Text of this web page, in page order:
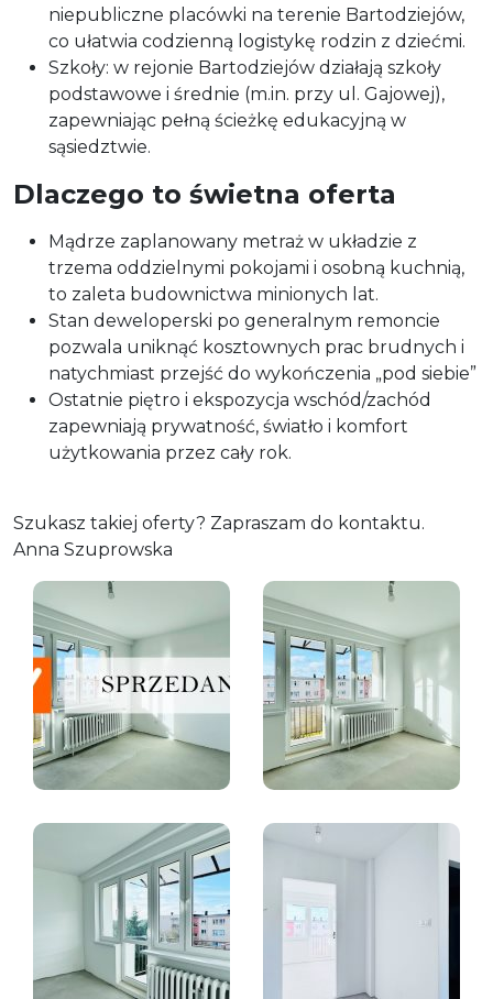
niepubliczne placówki na terenie Bartodziejów,
co ułatwia codzienną logistykę rodzin z dziećmi.
Szkoły: w rejonie Bartodziejów działają szkoły
podstawowe i średnie (m.in. przy ul. Gajowej),
zapewniając pełną ścieżkę edukacyjną w
sąsiedztwie.
Dlaczego to świetna oferta
Mądrze zaplanowany metraż w układzie z
trzema oddzielnymi pokojami i osobną kuchnią,
to zaleta budownictwa minionych lat.
Stan deweloperski po generalnym remoncie
pozwala uniknąć kosztownych prac brudnych i
natychmiast przejść do wykończenia „pod siebie”
Ostatnie piętro i ekspozycja wschód/zachód
zapewniają prywatność, światło i komfort
użytkowania przez cały rok.
Szukasz takiej oferty? Zapraszam do kontaktu.
Anna Szuprowska